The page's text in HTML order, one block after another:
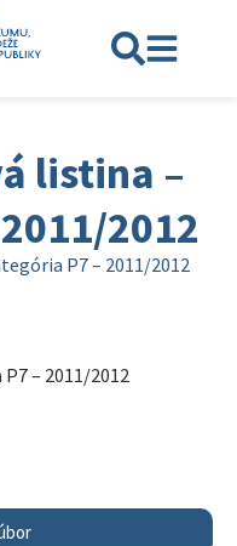
listina –
2012
P7 – 2011/2012
– 2011/2012